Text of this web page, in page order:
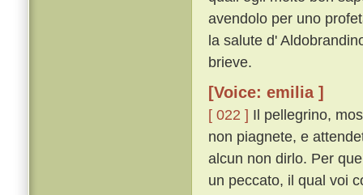
avendolo per uno
la salute d'
brieve.
[Voice: emilia ]
[ 022 ] Il pellegrino,
non piagnete, e
alcun non dirlo. Per
un peccato, il qual voi